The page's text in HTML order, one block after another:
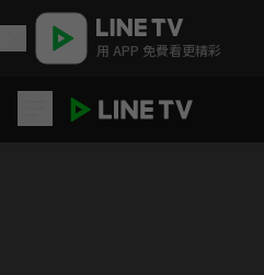
用 APP 免費看更精彩